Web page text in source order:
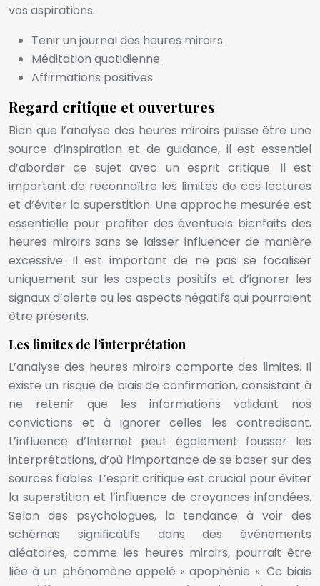
vos aspirations.
Tenir un journal des heures miroirs.
Méditation quotidienne.
Affirmations positives.
Regard critique et ouvertures
Bien que l’analyse des heures miroirs puisse être une
source d’inspiration et de guidance, il est essentiel
d’aborder ce sujet avec un esprit critique. Il est
important de reconnaître les limites de ces lectures
et d’éviter la superstition. Une approche mesurée est
essentielle pour profiter des éventuels bienfaits des
heures miroirs sans se laisser influencer de manière
excessive. Il est important de ne pas se focaliser
uniquement sur les aspects positifs et d’ignorer les
signaux d’alerte ou les aspects négatifs qui pourraient
être présents.
Les limites de l’interprétation
L’analyse des heures miroirs comporte des limites. Il
existe un risque de biais de confirmation, consistant à
ne retenir que les informations validant nos
convictions et à ignorer celles les contredisant.
L’influence d’Internet peut également fausser les
interprétations, d’où l’importance de se baser sur des
sources fiables. L’esprit critique est crucial pour éviter
la superstition et l’influence de croyances infondées.
Selon des psychologues, la tendance à voir des
schémas significatifs dans des événements
aléatoires, comme les heures miroirs, pourrait être
liée à un phénomène appelé « apophénie ». Ce biais